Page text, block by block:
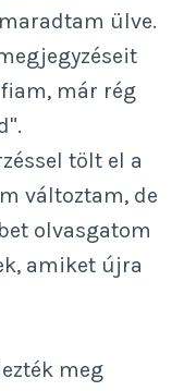
ülve.
már rég
tölt el a
változtam, de
olvasgatom
amiket újra
meg